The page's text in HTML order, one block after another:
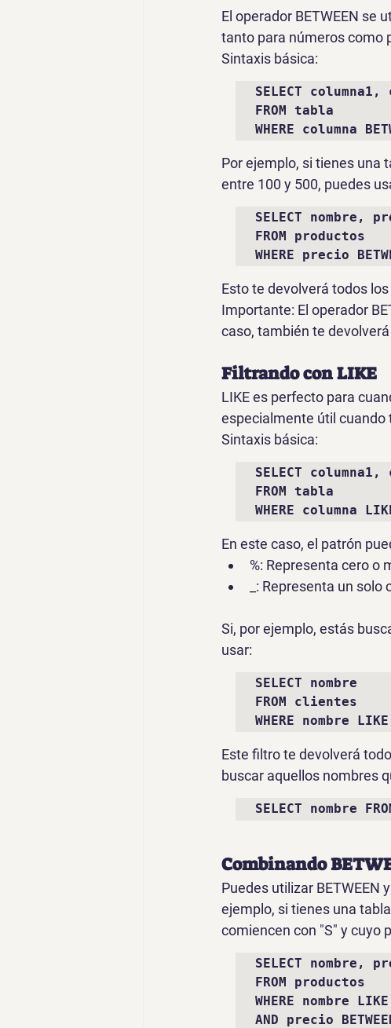
El operador BETWEEN se
tanto para números como
Sintaxis básica:
SELECT columna1,
FROM tabla
WHERE columna
Por ejemplo, si tienes una
entre 100 y 500, puedes
SELECT nombre,
FROM productos
WHERE precio
Esto te devolverá todos
Importante: El operador
caso, también te
Filtrando con LIKE
LIKE es perfecto para
especialmente útil cuando
Sintaxis básica:
SELECT columna1,
FROM tabla
WHERE columna
En este caso, el patrón
%: Representa cero o
: Representa un solo
Si, por ejemplo, estás
usar:
SELECT nombre
FROM clientes
WHERE nombre
Este filtro te devolverá
buscar aquellos nombres
SELECT nombre
Combinando
Puedes utilizar BETWEEN y
ejemplo, si tienes una
comiencen con "S" y cuyo
SELECT nombre,
FROM productos
WHERE nombre
AND precio